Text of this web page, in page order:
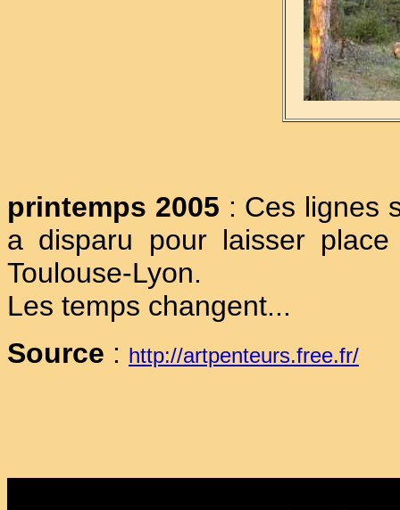
printemps 2005 : Ces lignes
a disparu pour laisser
Toulouse-Lyon.
Les temps changent...
Source : http://artpenteurs.free.fr/